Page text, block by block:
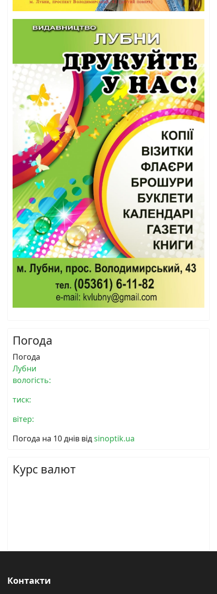
Погода
Погода
Лубни
вологість:
тиск:
вітер:
Погода на 10 днів відsinoptik.ua
Курс валют
Контакти